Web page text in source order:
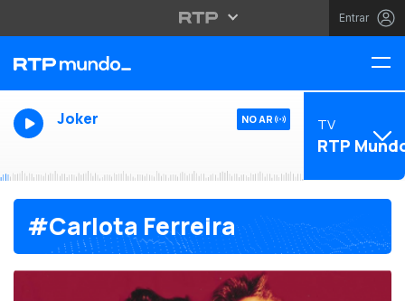
Entrar
Joker NO AR TV
RTP
#Carlota Ferreira